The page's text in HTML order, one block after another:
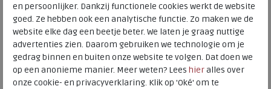
Hulp nodig? bel:0229 760 760
Gratis verzending binnen Nederland*
Voor 14:00 uur besteld = dezelfde werkdag verzonden*
en persoonlijker. Dankzij functionele cookies werkt de website
goed. Ze hebben ook een analytische functie. Zo maken we de
website elke dag een beetje beter. We laten je graag nuttige
advertenties zien. Daarom gebruiken we technologie om je
gedrag binnen en buiten onze website te volgen. Dat doen we
op een anonieme manier. Meer weten? Lees hieralles over
onze cookie- en privacyverklaring. Klik op 'Oké' om te